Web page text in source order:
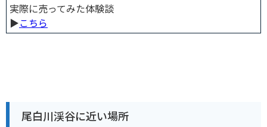
実際に売ってみた体験談
▶︎こちら
尾白川渓谷に近い場所